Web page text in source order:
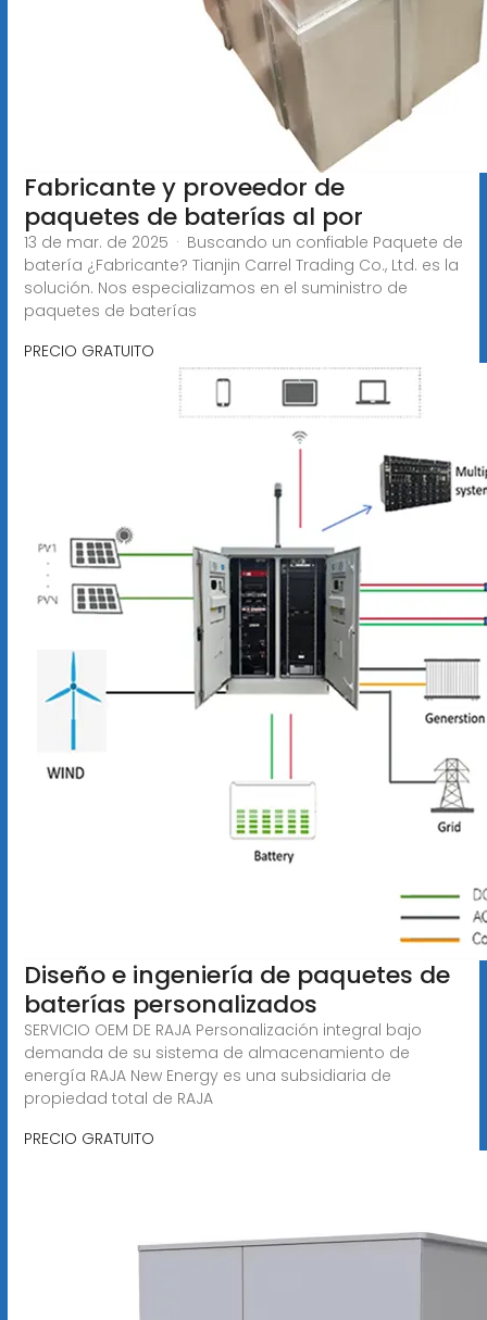
Fabricante y proveedor de
paquetes de baterías al por
13 de mar. de 2025 · Buscando un confiable Paquete de
batería ¿Fabricante? Tianjin Carrel Trading Co., Ltd. es la
solución. Nos especializamos en el suministro de
paquetes de baterías
PRECIO GRATUITO
Diseño e ingeniería de paquetes de
baterías personalizados
SERVICIO OEM DE RAJA Personalización integral bajo
demanda de su sistema de almacenamiento de
energía RAJA New Energy es una subsidiaria de
propiedad total de RAJA
PRECIO GRATUITO